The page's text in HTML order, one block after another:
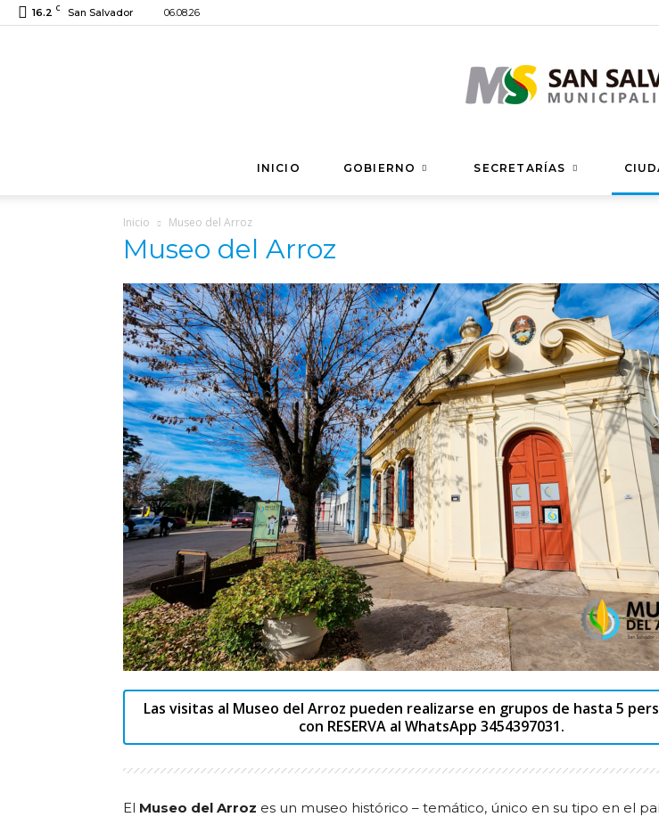
16.2 C San Salvador 06.08.26
San
Salvador
INICIO GOBIERNO SECRETARÍAS
Inicio Museo del Arroz
Museo del Arroz
Las visitas al Museo del Arroz pueden realizarse en grupos de hasta 5
con RESERVA al WhatsApp 3454397031.
El Museo del Arroz es un museo histórico – temático, único en su tipo en el